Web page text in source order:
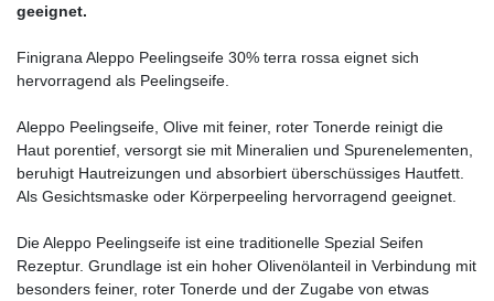
geeignet.
Finigrana Aleppo Peelingseife 30% terra rossa eignet sich
hervorragend als Peelingseife.
Aleppo Peelingseife, Olive mit feiner, roter Tonerde reinigt die
Haut porentief, versorgt sie mit Mineralien und Spurenelementen,
beruhigt Hautreizungen und absorbiert überschüssiges Hautfett.
Als Gesichtsmaske oder Körperpeeling hervorragend geeignet.
Die Aleppo Peelingseife ist eine traditionelle Spezial Seifen
Rezeptur. Grundlage ist ein hoher Olivenölanteil in Verbindung mit
besonders feiner, roter Tonerde und der Zugabe von etwas